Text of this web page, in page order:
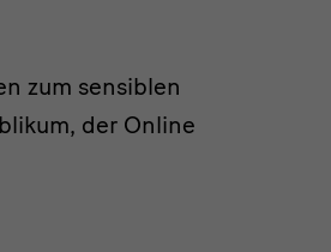
zum sensiblen
der Online